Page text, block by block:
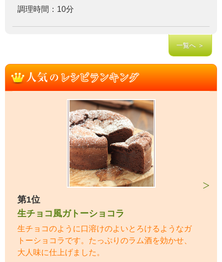
調理時間：10分
一覧へ ＞
第1位
生チョコ風ガトーショコラ
生チョコのように口溶けのよいとろけるようなガ
トーショコラです。たっぷりのラム酒を効かせ、
大人味に仕上げました。